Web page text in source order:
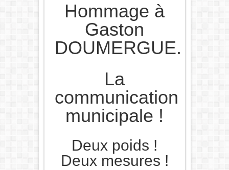
Hommage à
Gaston
DOUMERGUE.
La
communication
municipale !
Deux poids !
Deux mesures !